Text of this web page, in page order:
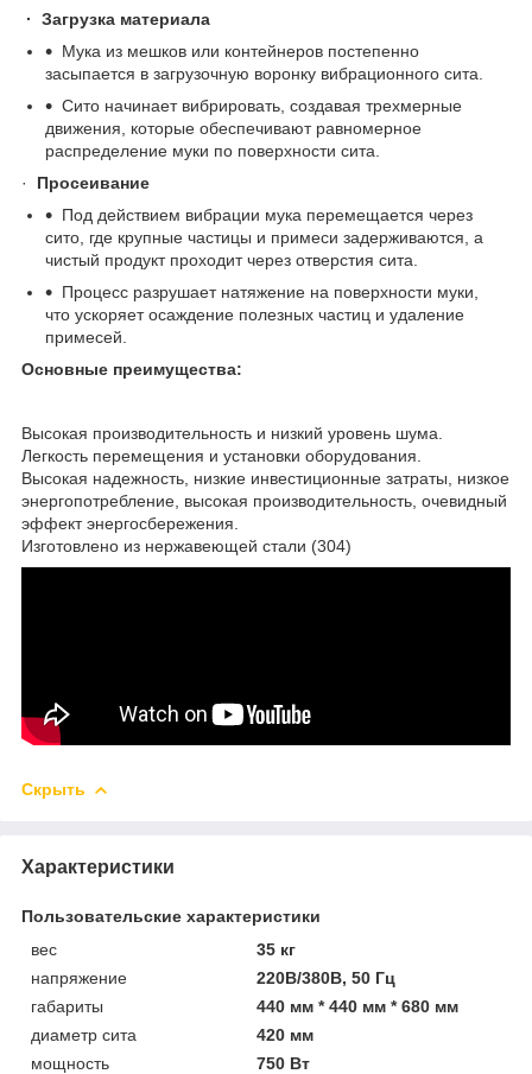
·
Загрузка материала
Мука из мешков или контейнеров постепенно
засыпается в загрузочную воронку вибрационного сита.
Сито начинает вибрировать, создавая трехмерные
движения, которые обеспечивают равномерное
распределение муки по поверхности сита.
· Просеивание
Под действием вибрации мука перемещается через
сито, где крупные частицы и примеси задерживаются, а
чистый продукт проходит через отверстия сита.
Процесс разрушает натяжение на поверхности муки,
что ускоряет осаждение полезных частиц и удаление
примесей.
Основные преимущества:
Высокая производительность и низкий уровень шума.
Легкость перемещения и установки оборудования.
Высокая надежность, низкие инвестиционные затраты, низкое
энергопотребление, высокая производительность, очевидный
эффект энергосбережения.
Изготовлено из нержавеющей стали (304)
Скрыть
Характеристики
Пользовательские характеристики
вес
35 кг
напряжение
220В/380В, 50 Гц
габариты
440 мм * 440 мм * 680 мм
диаметр сита
420 мм
мощность
750 Вт